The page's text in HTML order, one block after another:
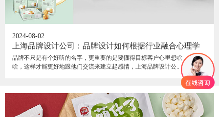
2024-08-02
上海品牌设计公司：品牌设计如何根据行业融合心理学
品牌不只是有个好听的名字，更重要的是要懂得目标客户心里想啥，喜欢
啥，这样才能更好地跟他们交流来建立起感情，上海品牌设计公..